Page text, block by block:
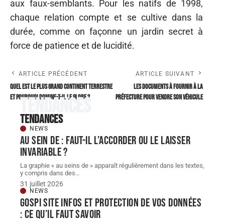
aux faux-semblants. Pour les natifs de 1998,
chaque relation compte et se cultive dans la
durée, comme on façonne un jardin secret à
force de patience et de lucidité.
ARTICLE PRÉCÉDENT
Quel est le plus grand continent terrestre
et pourquoi domine-t-il le globe ?
ARTICLE SUIVANT
Les documents à fournir à la
préfecture pour vendre son véhicule
Tendances
Tendances
NEWS
Au sein de : faut-il l’accorder ou le laisser
invariable ?
La graphie « au seins de » apparaît régulièrement dans les textes,
y compris dans des…
31 juillet 2026
NEWS
Gospi site infos et protection de vos données
: ce qu’il faut savoir